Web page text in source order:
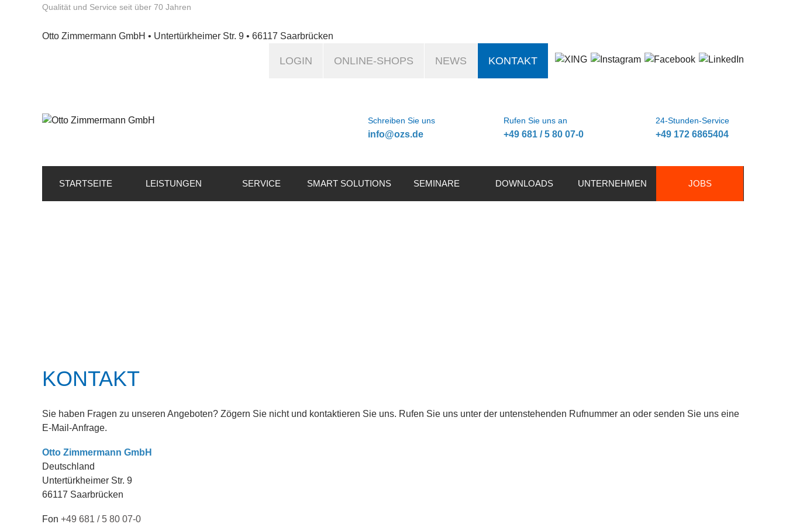
Qualität und Service seit über 70 Jahren
Otto Zimmermann GmbH • Untertürkheimer Str. 9 • 66117 Saarbrücken
LOGIN ONLINE-SHOPS NEWS KONTAKT
Schreiben Sie uns
info@ozs.de
Rufen Sie uns an
+49 681 / 5 80 07-0
24-Stunden-Service
+49 172 6865404
STARTSEITE LEISTUNGEN SERVICE SMART SOLUTIONS SEMINARE DOWNLOADS UNTERNEHMEN JOBS
KONTAKT
Sie haben Fragen zu unseren Angeboten? Zögern Sie nicht und kontaktieren Sie uns. Rufen Sie uns unter der untenstehenden Rufnummer an oder senden Sie uns eine
E-Mail-Anfrage.
Otto Zimmermann GmbH
Deutschland
Untertürkheimer Str. 9
66117 Saarbrücken
Fon +49 681 / 5 80 07-0